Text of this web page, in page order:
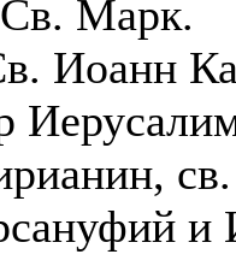
Марк.
Иоанн
и